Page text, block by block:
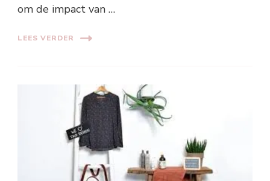
om de impact van …
LEES VERDER